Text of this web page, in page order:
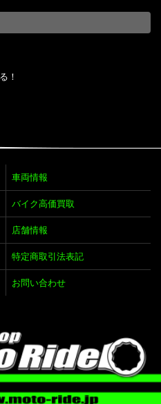
！
車両情報
バイク高価買取
店舗情報
特定商取引法表記
お問い合わせ